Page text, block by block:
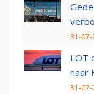
31-07-
LOT
naar
31-07-